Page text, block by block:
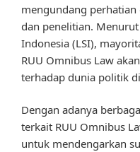
mengundang
dan penelitian.
Indonesia (LSI),
RUU Omnibus Law
terhadap dunia politik
Dengan adanya
terkait RUU Omnibus
untuk mendengarkan